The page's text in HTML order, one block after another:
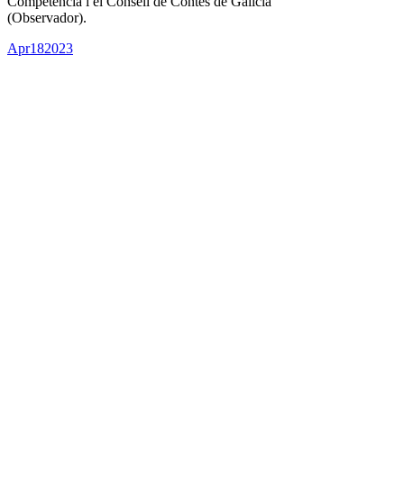
(Observador).
Apr182023